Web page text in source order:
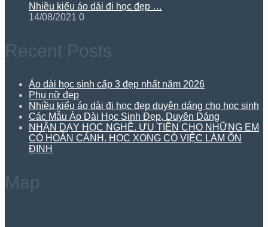
Nhiều kiểu áo dài đi học đẹp …
14/08/2021 0
Recent Posts
Áo dài học sinh cấp 3 đẹp nhất năm 2026
Phụ nữ đẹp
Nhiều kiểu áo dài đi học đẹp duyên dáng cho học sinh
Các Mẫu Áo Dài Học Sinh Đẹp, Duyên Dáng
NHẬN DẠY HỌC NGHỀ. ƯU TIÊN CHO NHỮNG EM
CÓ HOÀN CẢNH. HỌC XONG CÓ VIỆC LÀM ỔN
ĐỊNH
Map